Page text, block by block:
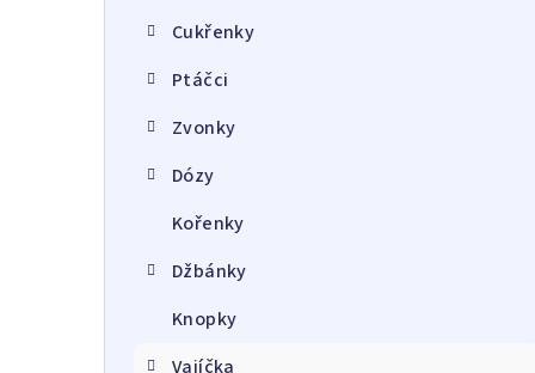
Cukřenky
Ptáčci
Zvonky
Dózy
Kořenky
Džbánky
Knopky
Vajíčka